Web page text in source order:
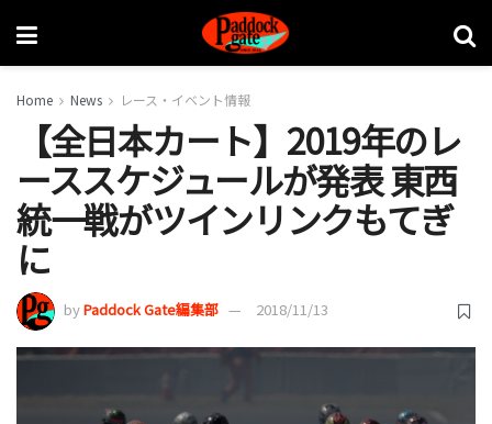
Home News レース・イベント情報
【全日本カート】2019年のレ
ーススケジュールが発表 東西
統一戦がツインリンクもてぎ
に
byPaddock Gate編集部 2018/11/13